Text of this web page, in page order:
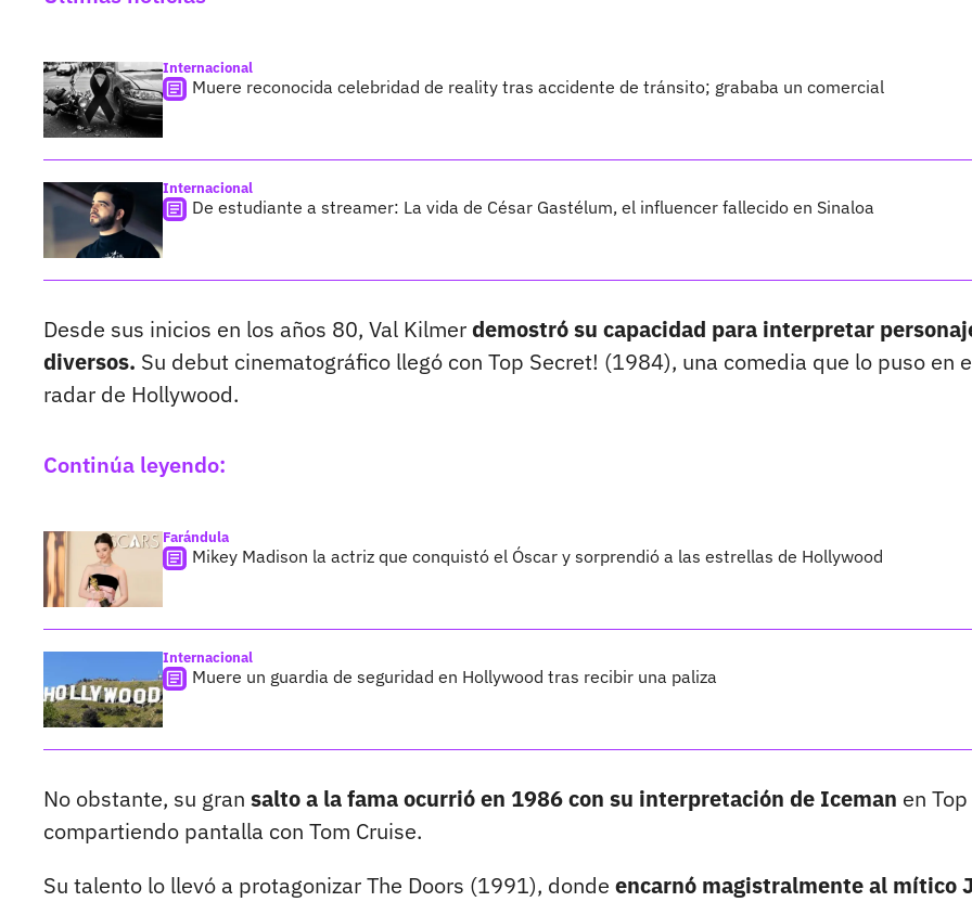
Internacional
Muere reconocida celebridad de reality tras accidente de tránsito; grababa un comercial
Internacional
De estudiante a streamer: La vida de César Gastélum, el influencer fallecido en Sinaloa
Desde sus inicios en los años 80, Val Kilmerdemostró su capacidad para interpretar
diversos. Su debut cinematográfico llegó con Top Secret! (1984), una comedia que lo puso en
radar de Hollywood.
Continúa leyendo:
Farándula
Mikey Madison la actriz que conquistó el Óscar y sorprendió a las estrellas de Hollywood
Internacional
Muere un guardia de seguridad en Hollywood tras recibir una paliza
No obstante, su gran salto a la fama ocurrió en 1986 con su interpretación de Iceman en
compartiendo pantalla con Tom Cruise.
Su talento lo llevó a protagonizar The Doors (1991), donde encarnó magistralmente al mítico